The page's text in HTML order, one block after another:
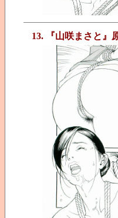
13. 『山咲まさと』